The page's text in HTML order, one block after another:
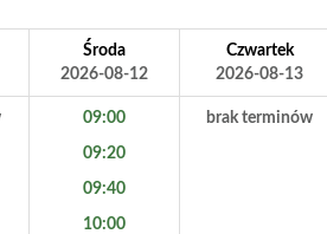
Środa
2026-08-12
Czwartek
2026-08-13
09:00
09:20
09:40
10:00
brak terminów